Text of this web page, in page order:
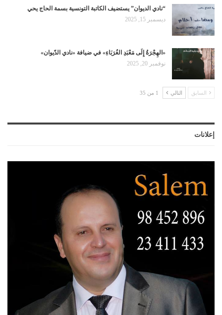
“نادي الديوان” يستضيف الكاتبة التونسية بسمة الحاج يحي
ديسمبر 15, 2025
«الهِجْرَةُ إِلَى مَعْبَدِ الغُرَبَاءِ» في ضيافة «نادي الدّيوان»
نوفمبر 20, 2025
السابق التالي 1 من 35
إعلانات